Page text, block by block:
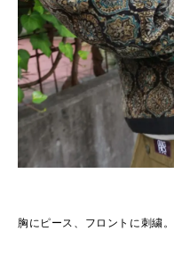
胸にピース、フロントに刺繍。